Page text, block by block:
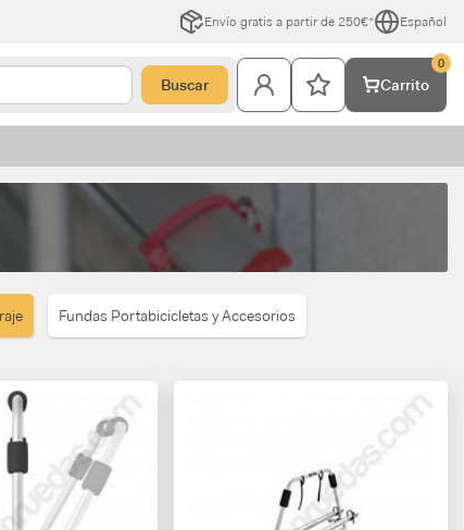
Envío gratis a partir de 250€* Español
Buscar Carrito
0
Fundas Portabicicletas y Accesorios